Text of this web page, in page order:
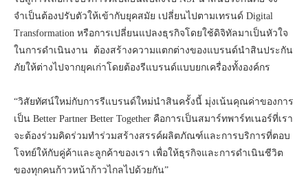
จำเป็นต้องปรับตัวให้เข้ากับยุคสมัย เปลี่ยนไปตามเทรนด์ Digital
Transformation หรือการเปลี่ยนแปลงธุรกิจโดยใช้ดิจิทัลมาเป็นหัวใจ
ในการดำเนินงาน ต้องสร้างความแตกต่างของแบรนด์นำสินประกัน
ภัยให้ต่างไปจากยุคเก่าโดยต้องรีแบรนด์แบบยกเครื่องทั้งองค์กร
“วิสัยทัศน์ใหม่กับการรีแบรนด์ใหม่นำสินครั้งนี้ มุ่งเน้นคุณค่าของการ
เป็น Better Partner Better Together คือการเป็นสมาร์ทพาร์ทเนอร์ที่เรา
จะต้องร่วมคิดร่วมทำร่วมสร้างสรรค์ผลิตภัณฑ์และการบริการที่ตอบ
โจทย์ให้กับคู่ค้าและลูกค้าของเรา เพื่อให้ธุรกิจและการดำเนินชีวิต
ของทุกคนก้าวหน้าก้าวไกลไปด้วยกัน”